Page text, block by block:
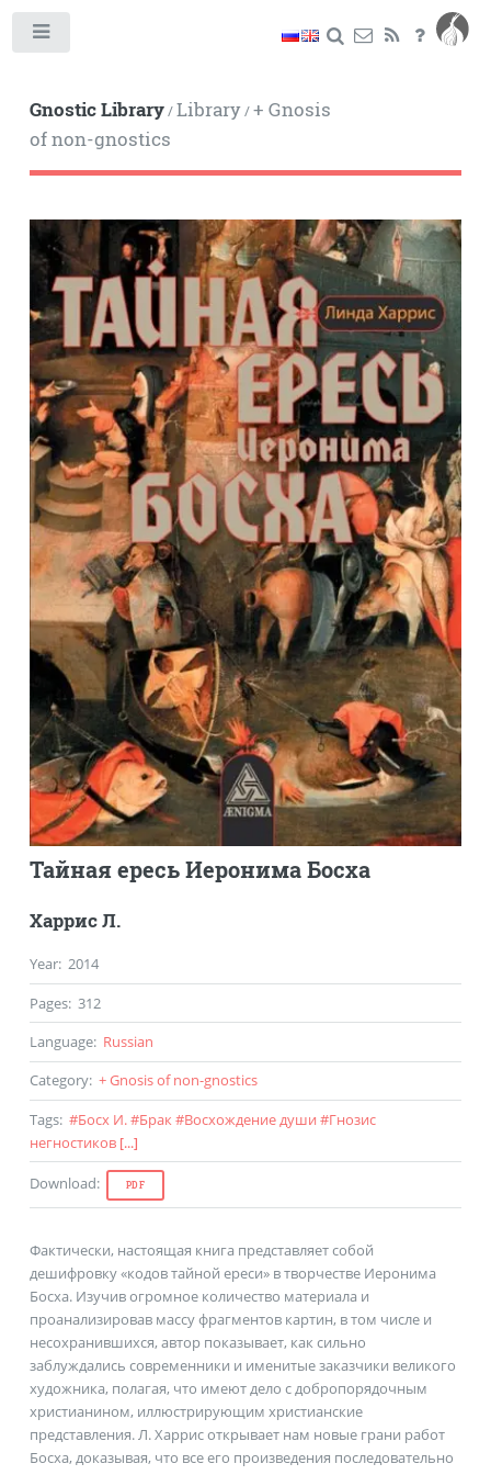
Gnostic Library/Library/+ Gnosis
of non-gnostics
Тайная ересь Иеронима Босха
Харрис Л.
Year: 2014
Pages: 312
Language: Russian
Category: + Gnosis of non-gnostics
Tags: #Босх И.#Брак #Восхождение души #Гнозис
негностиков [...]
Download: PDF
Фактически, настоящая книга представляет собой
дешифровку «кодов тайной ереси» в творчестве Иеронима
Босха. Изучив огромное количество материала и
проанализировав массу фрагментов картин, в том числе и
несохранившихся, автор показывает, как сильно
заблуждались современники и именитые заказчики великого
художника, полагая, что имеют дело с добропорядочным
христианином, иллюстрирующим христианские
представления. Л. Харрис открывает нам новые грани работ
Босха, доказывая, что все его произведения последовательно